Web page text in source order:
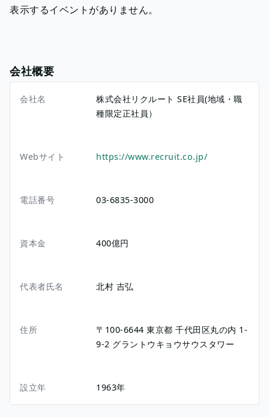
表示するイベントがありません。
会社概要
会社名
株式会社リクルート SE社員(地域・職
種限定正社員）
Webサイト https://www.recruit.co.jp/
電話番号 03-6835-3000
資本金 400億円
代表者氏名 北村 吉弘
住所 〒100-6644東京都千代田区丸の内 1-
9-2 グラントウキョウサウスタワー
設立年 1963年